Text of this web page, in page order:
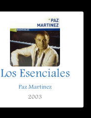
Los Esenciales
Paz Martinez
2003